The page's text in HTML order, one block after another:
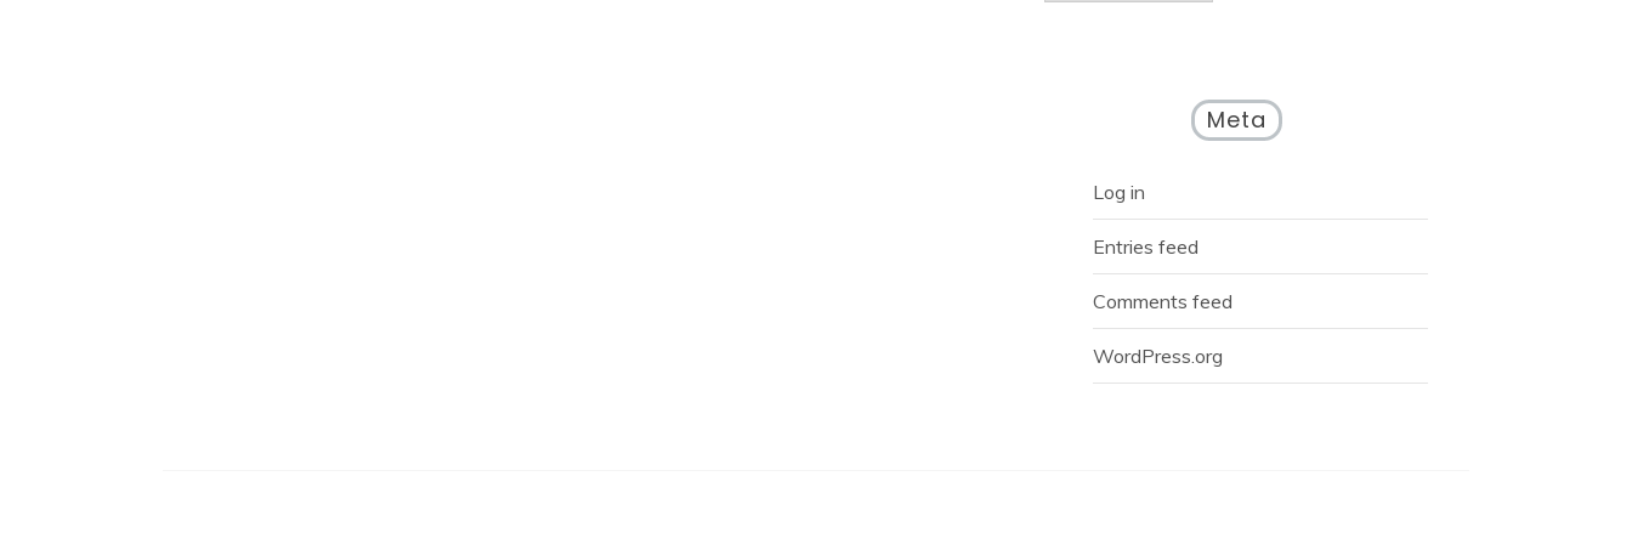
Meta
Log in
Entries feed
Comments feed
WordPress.org